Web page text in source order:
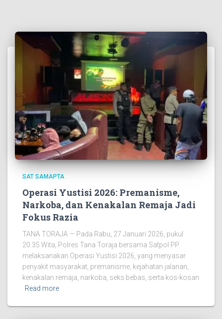
SAT SAMAPTA
Operasi Yustisi 2026: Premanisme,
Narkoba, dan Kenakalan Remaja Jadi
Fokus Razia
TANA TORAJA — Pada Rabu, 27 Januari 2026, pukul
20.35 Wita, Polres Tana Toraja bersama Satpol PP
melaksanakan Operasi Yustisi 2026, yang menyasar
penyakit masyarakat, premanisme, kejahatan jalanan,
kenakalan remaja, narkoba, seks bebas, serta kos-kosan
Read more